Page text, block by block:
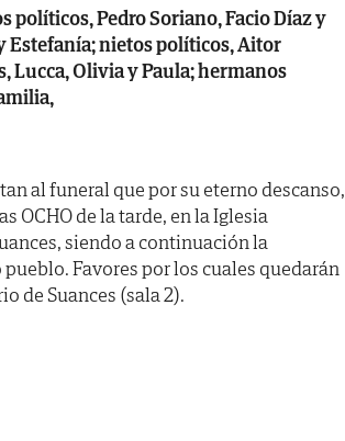
políticos, Pedro Soriano, Facio Díaz y
Estefanía; nietos políticos, Aitor
Lucca, Olivia y Paula; hermanos
al funeral que por su eterno descanso,
OCHO de la tarde, en la Iglesia
siendo a continuación la
Favores por los cuales quedarán
de Suances (sala 2).